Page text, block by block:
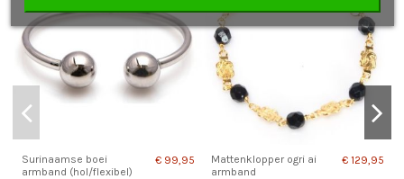
Surinaamse boei
armband (hol/flexibel)
€ 99,95
Mattenklopper ogri ai
armband
€ 129,95